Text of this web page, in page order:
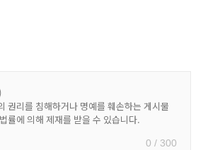
0 / 300